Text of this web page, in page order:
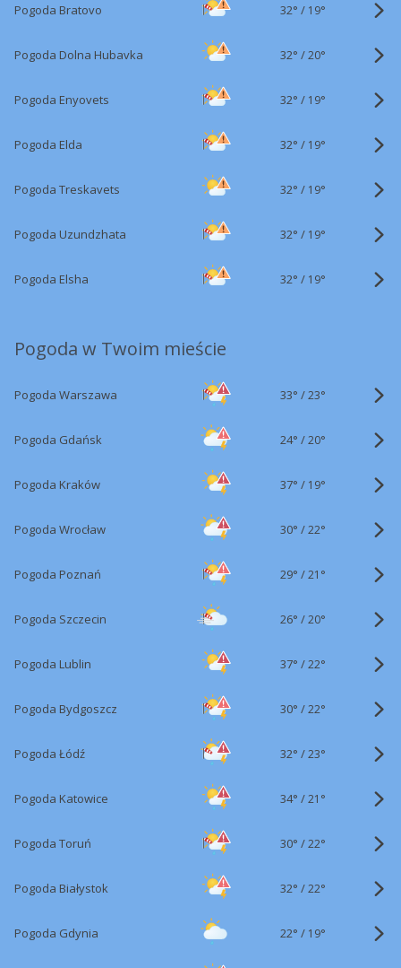
Pogoda Bratovo 32° / 19°
Pogoda Dolna Hubavka 32° /20°
Pogoda Enyovets 32° / 19°
Pogoda Elda 32° / 19°
Pogoda Treskavets 32° / 19°
Pogoda Uzundzhata 32° / 19°
Pogoda Elsha 32° / 19°
Pogoda w Twoim mieście
Pogoda Warszawa 33° /23°
Pogoda Gdańsk 24° /20°
Pogoda Kraków 37° / 19°
Pogoda Wrocław 30° /22°
Pogoda Poznań 29° /21°
Pogoda Szczecin 26° /20°
Pogoda Lublin 37° /22°
Pogoda Bydgoszcz 30° /22°
Pogoda Łódź 32° /23°
Pogoda Katowice 34° /21°
Pogoda Toruń 30° /22°
Pogoda Białystok 32° /22°
Pogoda Gdynia 22° / 19°